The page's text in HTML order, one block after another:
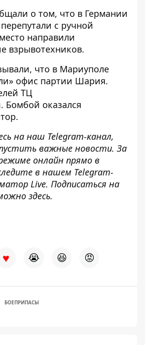
о том, что в Германии
с ручной
направили
взрывотехников.
что в Мариуполе
офис партии Шария.
ТЦ
Бомбой оказался
.
на наш Telegram-канал,
важные новости. За
онлайн прямо в
в нашем Telegram-
Live. Подписаться на
здесь.
♥ 😭 😆 😡
БОЕПРИПАСЫ